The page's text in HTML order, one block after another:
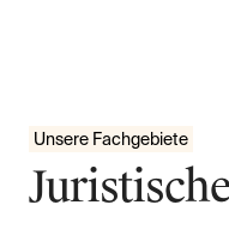
Unsere Fachgebiete